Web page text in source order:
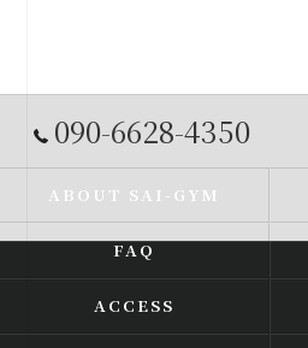
090-6628-4350
ABOUT SAI-GYM
FAQ
ACCESS